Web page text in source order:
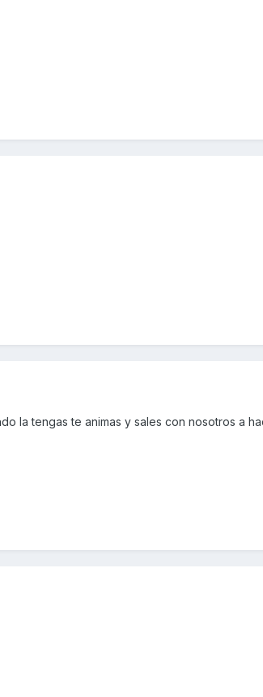
la tengas te animas y sales con nosotros a